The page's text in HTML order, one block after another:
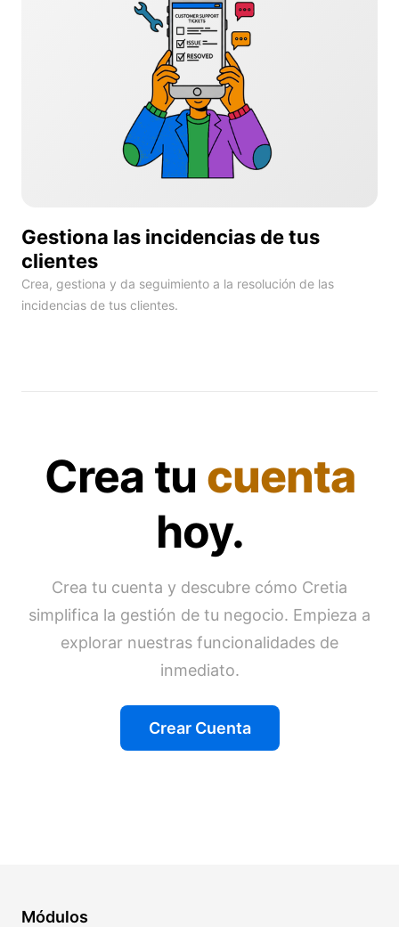
Gestiona las incidencias de tus
clientes
Crea, gestiona y da seguimiento a la resolución de las
incidencias de tus clientes.
Crea tu cuenta
hoy.
Crea tu cuenta y descubre cómo Cretia
simplifica la gestión de tu negocio. Empieza a
explorar nuestras funcionalidades de
inmediato.
Crear Cuenta
Módulos